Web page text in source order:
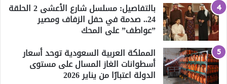
بالتفاصيل: مسلسل شارع الأعشى 2 الحلقة
24.. صدمة في حفل الزفاف ومصير
”عواطف” على المحك
المملكة العربية السعودية توحد أسعار
أسطوانات الغاز المسال على مستوى
الدولة اعتبارًا من يناير 2026